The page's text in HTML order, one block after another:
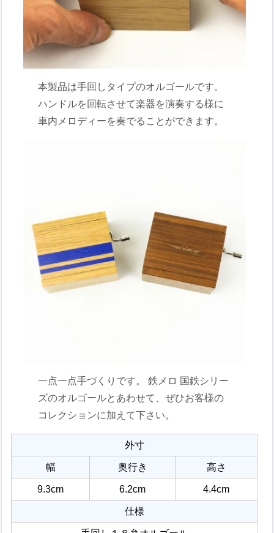
本製品は手回しタイプのオルゴールです。
ハンドルを回転させて楽器を演奏する様に
車内メロディーを奏でることができます。
一点一点手づくりです。 鉄メロ 国鉄シリー
ズのオルゴールとあわせて、ぜひお客様の
コレクションに加えて下さい。
外寸
幅 奥行き 高さ
9.3cm 6.2cm 4.4cm
仕様